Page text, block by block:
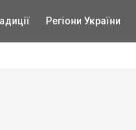
Регіони України